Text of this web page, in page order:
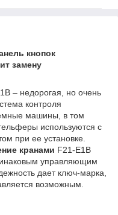
кнопок
замену
– недорогая, но очень
контроля
машины, в том
используются с
при ее установке.
кранами F21-E1B
управляющим
дает ключ-марка,
возможным.